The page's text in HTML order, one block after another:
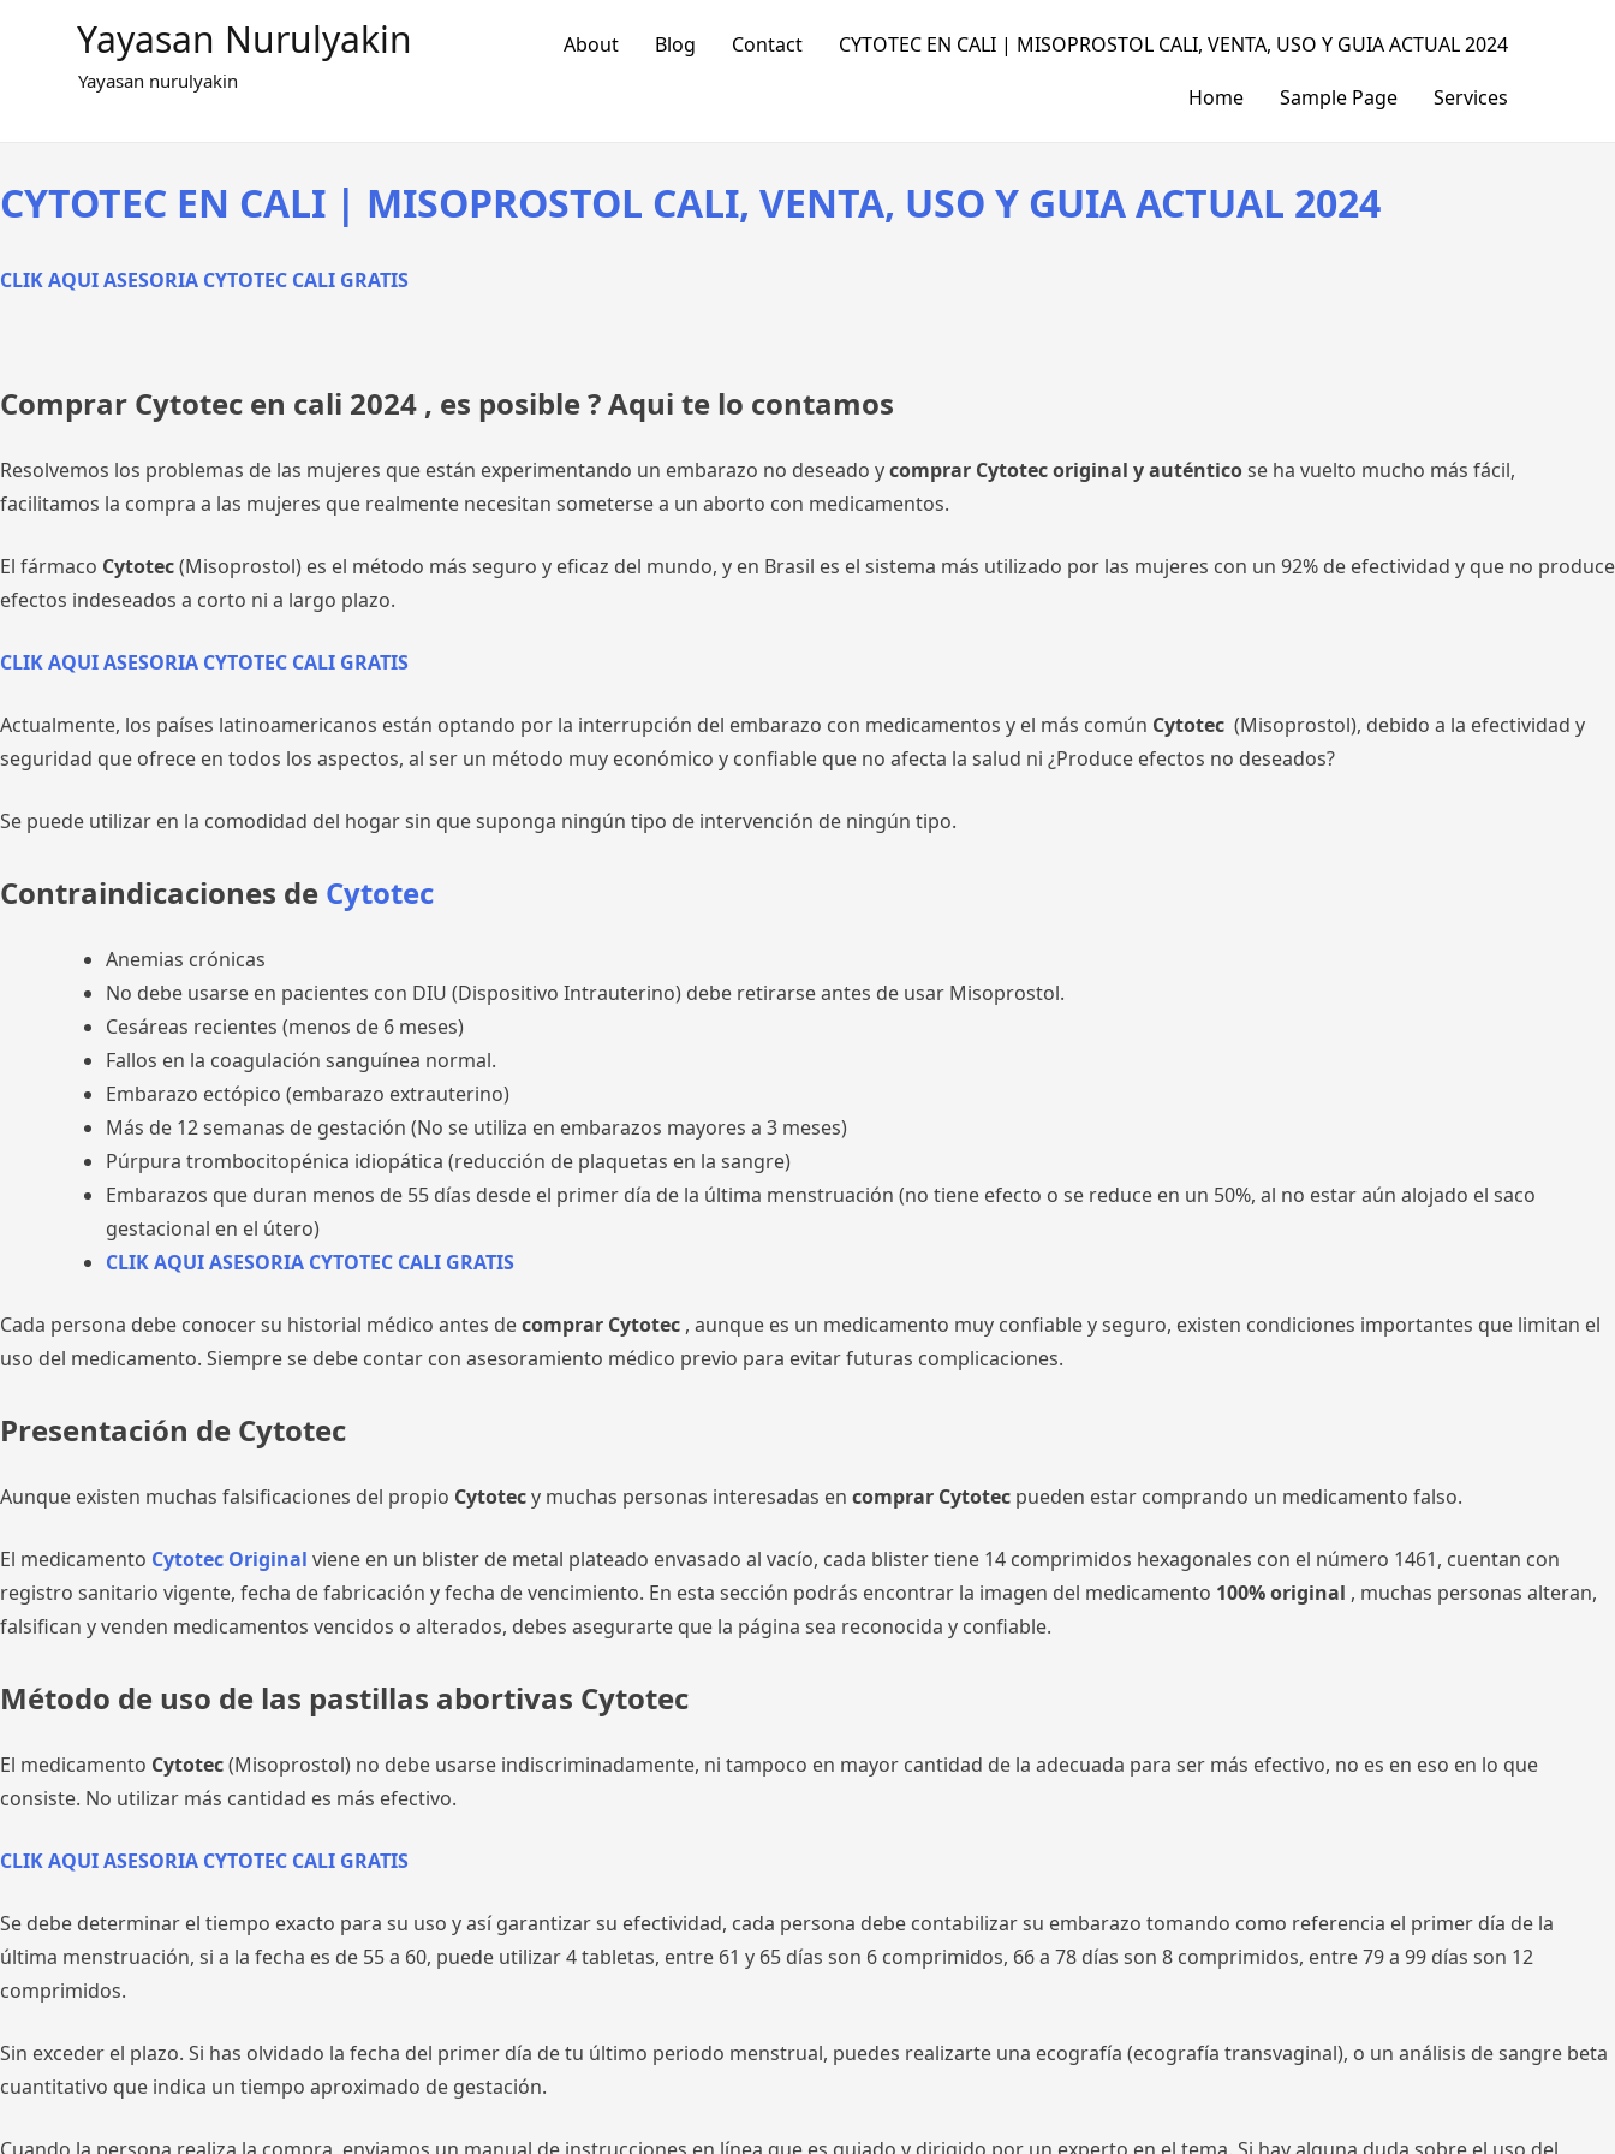
Yayasan Nurulyakin
Yayasan nurulyakin
About Blog Contact
CYTOTEC EN CALI | MISOPROSTOL CALI, VENTA, USO Y GUIA ACTUAL 2024
Home
Sample Page Services
CYTOTEC EN CALI | MISOPROSTOL CALI, VENTA, USO Y GUIA ACTUAL 2024
CLIK AQUI ASESORIA CYTOTEC CALI GRATIS
Comprar Cytotec en cali 2024 , es posible ? Aqui te lo contamos
Resolvemos los problemas de las mujeres que están experimentando un embarazo no deseado ycomprar Cytotec original y auténticose ha vuelto mucho más fácil,
facilitamos la compra a las mujeres que realmente necesitan someterse a un aborto con medicamentos.
El fármaco Cytotec(Misoprostol) es el método más seguro y eficaz del mundo, y en Brasil es el sistema más utilizado por las mujeres con un 92% de efectividad y que no produce
efectos indeseados a corto ni a largo plazo.
CLIK AQUI ASESORIA CYTOTEC CALI GRATIS
Actualmente, los países latinoamericanos están optando por la interrupción del embarazo con medicamentos y el más común Cytotec (Misoprostol), debido a la efectividad y
seguridad que ofrece en todos los aspectos, al ser un método muy económico y confiable que no afecta la salud ni ¿Produce efectos no deseados?
Se puede utilizar en la comodidad del hogar sin que suponga ningún tipo de intervención de ningún tipo.
Contraindicaciones de Cytotec
Anemias crónicas
No debe usarse en pacientes con DIU (Dispositivo Intrauterino) debe retirarse antes de usar Misoprostol.
Cesáreas recientes (menos de 6 meses)
Fallos en la coagulación sanguínea normal.
Embarazo ectópico (embarazo extrauterino)
Más de 12 semanas de gestación (No se utiliza en embarazos mayores a 3 meses)
Púrpura trombocitopénica idiopática (reducción de plaquetas en la sangre)
Embarazos que duran menos de 55 días desde el primer día de la última menstruación (no tiene efecto o se reduce en un 50%, al no estar aún alojado el saco
gestacional en el útero)
CLIK AQUI ASESORIA CYTOTEC CALI GRATIS
Cada persona debe conocer su historial médico antes decomprar Cytotec , aunque es un medicamento muy confiable y seguro, existen condiciones importantes que limitan el
uso del medicamento. Siempre se debe contar con asesoramiento médico previo para evitar futuras complicaciones.
Presentación de Cytotec
Aunque existen muchas falsificaciones del propio Cytotecy muchas personas interesadas en comprar Cytotec pueden estar comprando un medicamento falso.
El medicamento Cytotec Original viene en un blister de metal plateado envasado al vacío, cada blister tiene 14 comprimidos hexagonales con el número 1461, cuentan con
registro sanitario vigente, fecha de fabricación y fecha de vencimiento. En esta sección podrás encontrar la imagen del medicamento 100% original , muchas personas alteran,
falsifican y venden medicamentos vencidos o alterados, debes asegurarte que la página sea reconocida y confiable.
Método de uso de las pastillas abortivas Cytotec
El medicamento Cytotec(Misoprostol) no debe usarse indiscriminadamente, ni tampoco en mayor cantidad de la adecuada para ser más efectivo, no es en eso en lo que
consiste. No utilizar más cantidad es más efectivo.
CLIK AQUI ASESORIA CYTOTEC CALI GRATIS
Se debe determinar el tiempo exacto para su uso y así garantizar su efectividad, cada persona debe contabilizar su embarazo tomando como referencia el primer día de la
última menstruación, si a la fecha es de 55 a 60, puede utilizar 4 tabletas, entre 61 y 65 días son 6 comprimidos, 66 a 78 días son 8 comprimidos, entre 79 a 99 días son 12
comprimidos.
Sin exceder el plazo. Si has olvidado la fecha del primer día de tu último periodo menstrual, puedes realizarte una ecografía (ecografía transvaginal), o un análisis de sangre beta
cuantitativo que indica un tiempo aproximado de gestación.
Cuando la persona realiza la compra, enviamos un manual de instrucciones en línea que es guiado y dirigido por un experto en el tema. Si hay alguna duda sobre el uso del